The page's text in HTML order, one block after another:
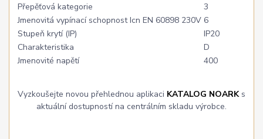
Přepěťová kategorie
3
Jmenovitá vypínací schopnost Icn EN 60898 230V 6
Stupeň krytí (IP)
IP20
Charakteristika
D
Jmenovité napětí
400
Vyzkoušejte novou přehlednou aplikaci KATALOG NOARKs
aktuální dostupností na centrálním skladu výrobce.